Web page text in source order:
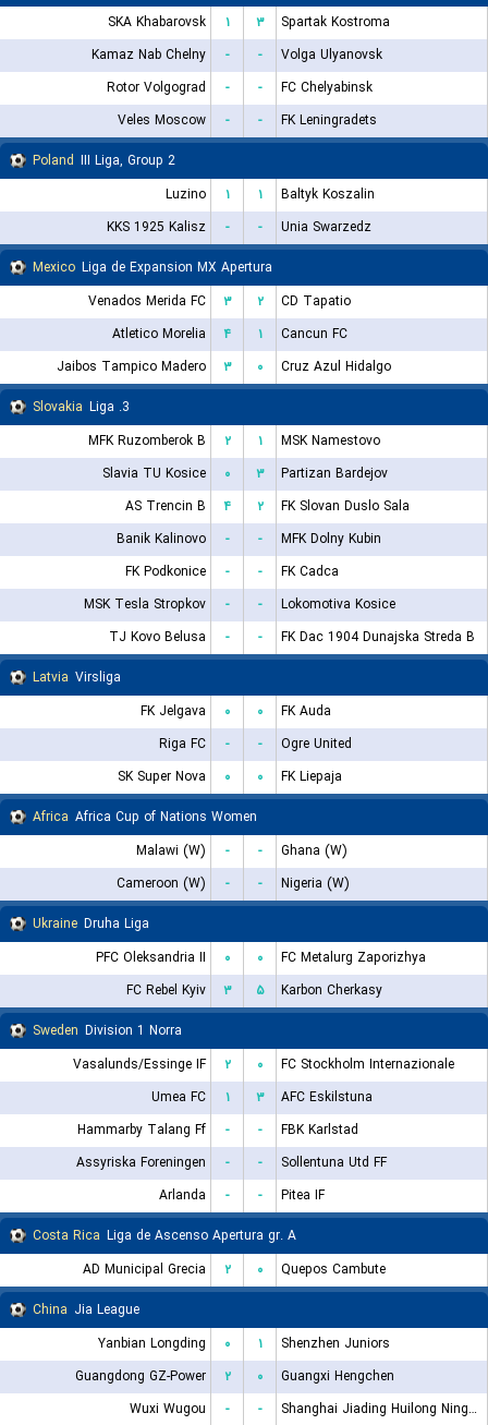
SKA Khabarovsk
۱ ۳
Spartak Kostroma
Kamaz Nab Chelny
- -
Volga Ulyanovsk
Rotor Volgograd
- -
FC Chelyabinsk
Veles Moscow
- -
FK Leningradets
Poland III Liga, Group 2
Luzino
۱ ۱
Baltyk Koszalin
KKS 1925 Kalisz
- -
Unia Swarzedz
Mexico Liga de Expansion MX Apertura
Venados Merida FC
۳ ۲
CD Tapatio
Atletico Morelia
۴ ۱
Cancun FC
Jaibos Tampico Madero
۳ ۰
Cruz Azul Hidalgo
Slovakia
3. Liga
MFK Ruzomberok B
۲ ۱
MSK Namestovo
Slavia TU Kosice
۰ ۳
Partizan Bardejov
AS Trencin B
۴ ۲
FK Slovan Duslo Sala
Banik Kalinovo
- -
MFK Dolny Kubin
FK Podkonice
- -
FK Cadca
MSK Tesla Stropkov
- -
Lokomotiva Kosice
TJ Kovo Belusa
- -
FK Dac 1904 Dunajska Streda B
Latvia Virsliga
FK Jelgava
۰ ۰
FK Auda
Riga FC
- -
Ogre United
SK Super Nova
۰ ۰
FK Liepaja
Africa Africa Cup of Nations Women
Malawi (W)
- -
Ghana (W)
Cameroon (W)
- -
Nigeria (W)
Ukraine Druha Liga
PFC Oleksandria II
۰ ۰
FC Metalurg Zaporizhya
FC Rebel Kyiv
۳ ۵
Karbon Cherkasy
Sweden Division 1 Norra
Vasalunds/Essinge IF
۲ ۰
FC Stockholm Internazionale
Umea FC
۱ ۳
AFC Eskilstuna
Hammarby Talang Ff
- -
FBK Karlstad
Assyriska Foreningen
- -
Sollentuna Utd FF
Arlanda
- -
Pitea IF
Costa Rica Liga de Ascenso Apertura gr. A
AD Municipal Grecia
۲ ۰
Quepos Cambute
China Jia League
Yanbian Longding
۰ ۱
Shenzhen Juniors
Guangdong GZ-Power
۲ ۰
Guangxi Hengchen
Wuxi Wugou
- -
Shanghai Jiading Huilong Ningbo Professional FC